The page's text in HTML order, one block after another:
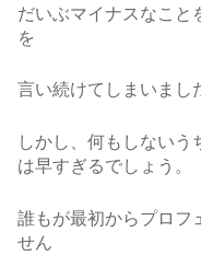
だいぶマイナスなこと
を
言い続けてしまいまし
しかし、何もしない
は早すぎるでしょう。
誰もが最初からプロフ
せん